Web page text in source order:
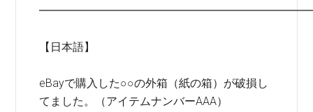
【日本語】
eBayで購入した○○の外箱（紙の箱）が破損し
てました。（アイテムナンバーAAA）